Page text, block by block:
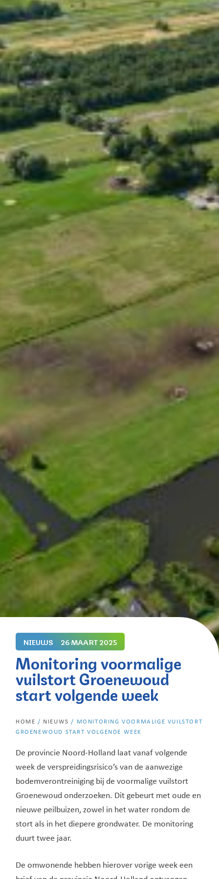
NIEUWS 26 MAART 2025
Monitoring voormalige
vuilstort Groenewoud
start volgende week
HOME / NIEUWS /
MONITORING VOORMALIGE VUILSTORT
GROENEWOUD START VOLGENDE WEEK
De provincie Noord-Holland laat vanaf volgende
week de verspreidingsrisico’s van de aanwezige
bodemverontreiniging bij de voormalige vuilstort
Groenewoud onderzoeken. Dit gebeurt met oude en
nieuwe peilbuizen, zowel in het water rondom de
stort als in het diepere grondwater. De monitoring
duurt twee jaar.
De omwonende hebben hierover vorige week een